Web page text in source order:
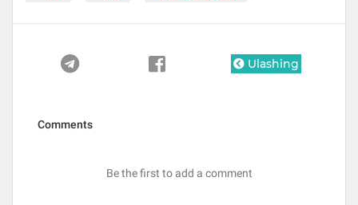
Ulashing